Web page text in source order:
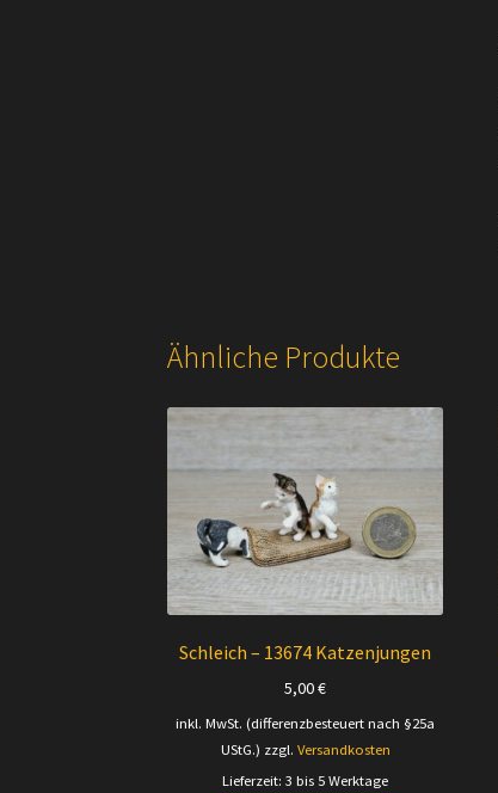
Ähnliche Produkte
Schleich – 13674 Katzenjungen
5,00€
inkl. MwSt. (differenzbesteuert nach §25a
UStG.) zzgl. Versandkosten
Lieferzeit:3 bis 5 Werktage